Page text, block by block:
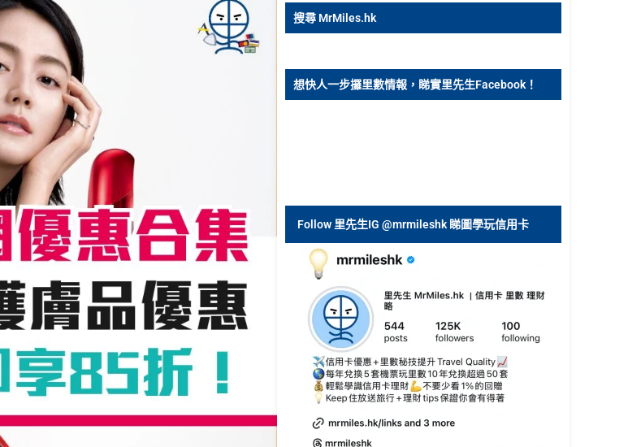
搜尋 MrMiles.hk
想快人一步攞里數情報，睇實里先生Facebook！
Follow 里先生IG @mrmileshk 睇圖學玩信用卡